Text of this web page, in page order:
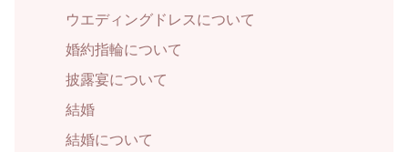
ウエディングドレスについて
婚約指輪について
披露宴について
結婚
結婚について